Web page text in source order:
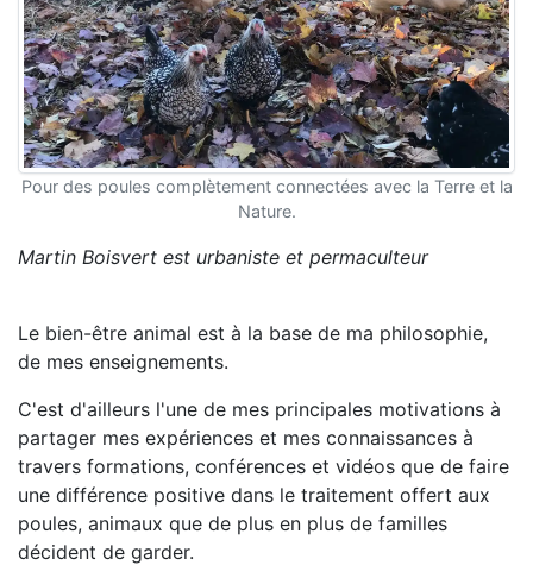
Pour des poules complètement connectées avec la Terre et la
Nature.
Martin Boisvert est urbaniste et permaculteur
Le bien-être animal est à la base de ma philosophie,
de mes enseignements.
C'est d'ailleurs l'une de mes principales motivations à
partager mes expériences et mes connaissances à
travers formations, conférences et vidéos que de faire
une différence positive dans le traitement offert aux
poules, animaux que de plus en plus de familles
décident de garder.